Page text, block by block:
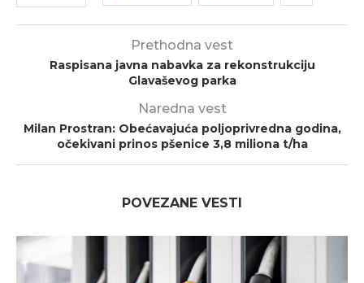
Prethodna vest
Raspisana javna nabavka za rekonstrukciju
Glavaševog parka
Naredna vest
Milan Prostran: Obećavajuća poljoprivredna godina,
očekivani prinos pšenice 3,8 miliona t/ha
POVEZANE VESTI